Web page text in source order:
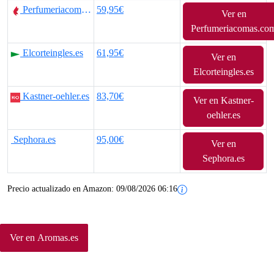
l
r
:
9
8
4
0
Perfumeriacomas.com 59,95€
Ver en
Elcorteingles.es 61,95€
Ver en
Elcorteingles.es
Kastner-oehler.es 83,70€
Ver en Kastner-
oehler.es
Sephora.es 95,00€
Ver en
Sephora.es
Precio actualizado en Amazon: 09/08/2026 06:16
Ver en Aromas.es